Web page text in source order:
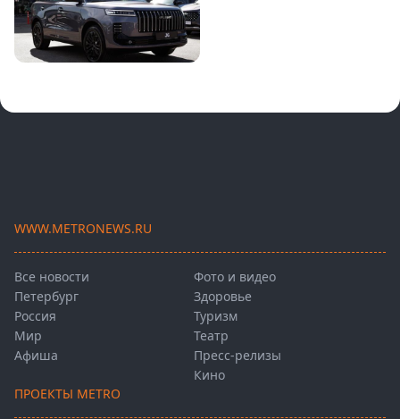
WWW.METRONEWS.RU
Все новости
Петербург
Россия
Мир
Афиша
Фото и видео
Здоровье
Туризм
Театр
Пресс-релизы
Кино
ПРОЕКТЫ METRO